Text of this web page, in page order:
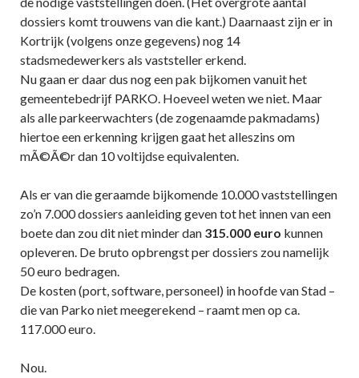
dossiers komt trouwens van die kant.) Daarnaast zijn er in
Kortrijk (volgens onze gegevens) nog 14
stadsmedewerkers als vaststeller erkend.
Nu gaan er daar dus nog een pak bijkomen vanuit het
gemeentebedrijf PARKO. Hoeveel weten we niet. Maar
als alle parkeerwachters (de zogenaamde pakmadams)
hiertoe een erkenning krijgen gaat het alleszins om
mÃ©Ã©r dan 10 voltijdse equivalenten.
Als er van die geraamde bijkomende 10.000 vaststellingen
zo’n 7.000 dossiers aanleiding geven tot het innen van een
boete dan zou dit niet minder dan 315.000 euro kunnen
opleveren. De bruto opbrengst per dossiers zou namelijk
50 euro bedragen.
De kosten (port, software, personeel) in hoofde van Stad –
die van Parko niet meegerekend – raamt men op ca.
117.000 euro.
Nou.